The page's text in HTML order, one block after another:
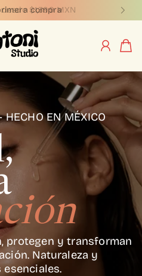
compra
Studio
HECHO EN MÉXICO
protegen y transforman
Naturaleza y